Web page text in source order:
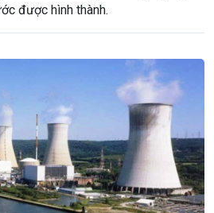
được hình thành.